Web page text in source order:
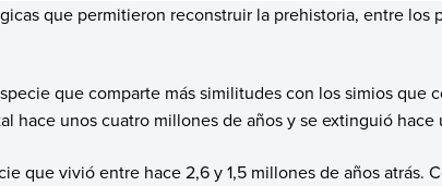
que permitieron reconstruir la prehistoria, entre los
que comparte más similitudes con los simios que
hace unos cuatro millones de años y se extinguió hace
que vivió entre hace 2,6 y 1,5 millones de años atrás.